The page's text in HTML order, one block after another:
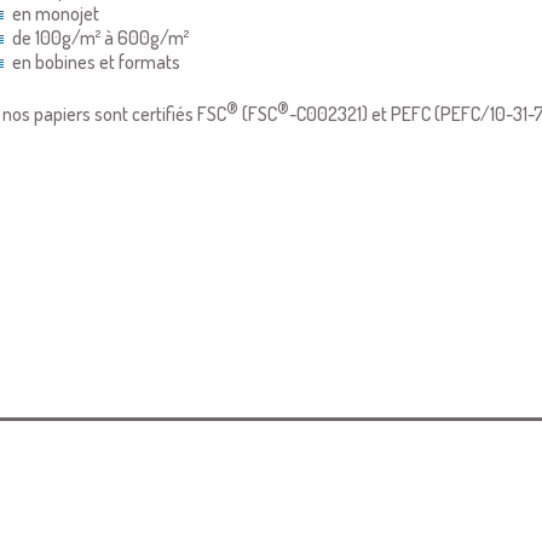
en monojet
de 100g/m² à 600g/m²
en bobines et formats
nos papiers sont certifiés FSC® (FSC®-C002321) et PEFC (PEFC/10-31-